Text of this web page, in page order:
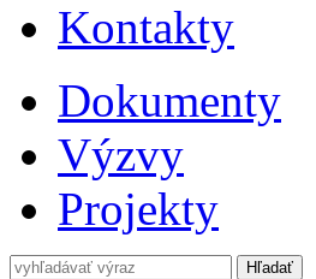
Kontakty
Dokumenty
Výzvy
Projekty